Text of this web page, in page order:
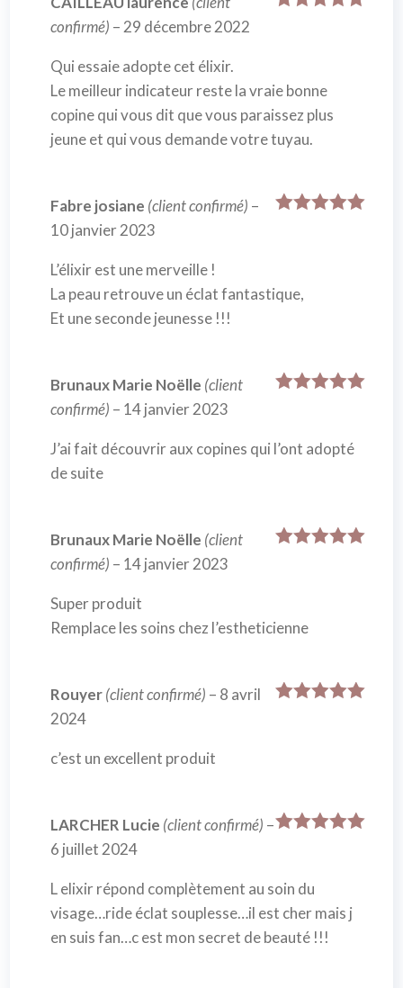
confirmé) – 29 décembre 2022
Qui essaie adopte cet élixir.
Le meilleur indicateur reste la vraie bonne
copine qui vous dit que vous paraissez plus
jeune et qui vous demande votre tuyau.
Fabre josiane (client confirmé) –
10 janvier 2023
L’élixir est une merveille !
La peau retrouve un éclat fantastique,
Et une seconde jeunesse !!!
Brunaux Marie Noëlle (client
confirmé) – 14 janvier 2023
J’ai fait découvrir aux copines qui l’ont adopté
de suite
Brunaux Marie Noëlle (client
confirmé) – 14 janvier 2023
Super produit
Remplace les soins chez l’estheticienne
Rouyer(client confirmé) – 8 avril
2024
c’est un excellent produit
LARCHER Lucie (client confirmé) –
6 juillet 2024
L elixir répond complètement au soin du
visage…ride éclat souplesse…il est cher mais j
en suis fan…c est mon secret de beauté !!!